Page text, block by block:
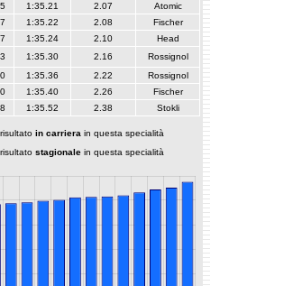
1:35.21 2.07
Atomic
1:35.22 2.08
Fischer
1:35.24 2.10
Head
1:35.30 2.16
Rossignol
1:35.36 2.22
Rossignol
1:35.40 2.26
Fischer
1:35.52 2.38 Stokli
in carriera in questa specialità
stagionale in questa specialità